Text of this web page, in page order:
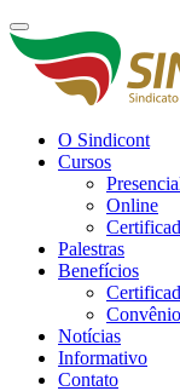
O Sindicont
Cursos
Online
Palestras
Benefícios
Notícias
Informativo
Contato